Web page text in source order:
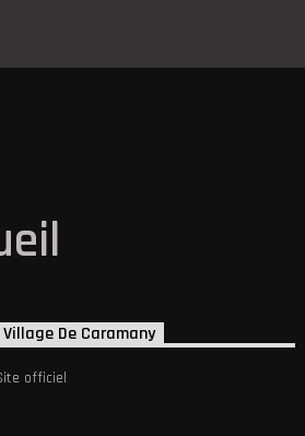
Village De Caramany
officiel